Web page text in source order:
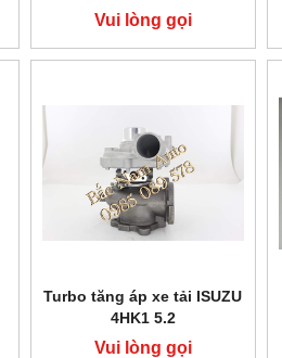
Vui lòng gọi
Turbo tăng áp xe tải ISUZU
4HK1 5.2
Vui lòng gọi